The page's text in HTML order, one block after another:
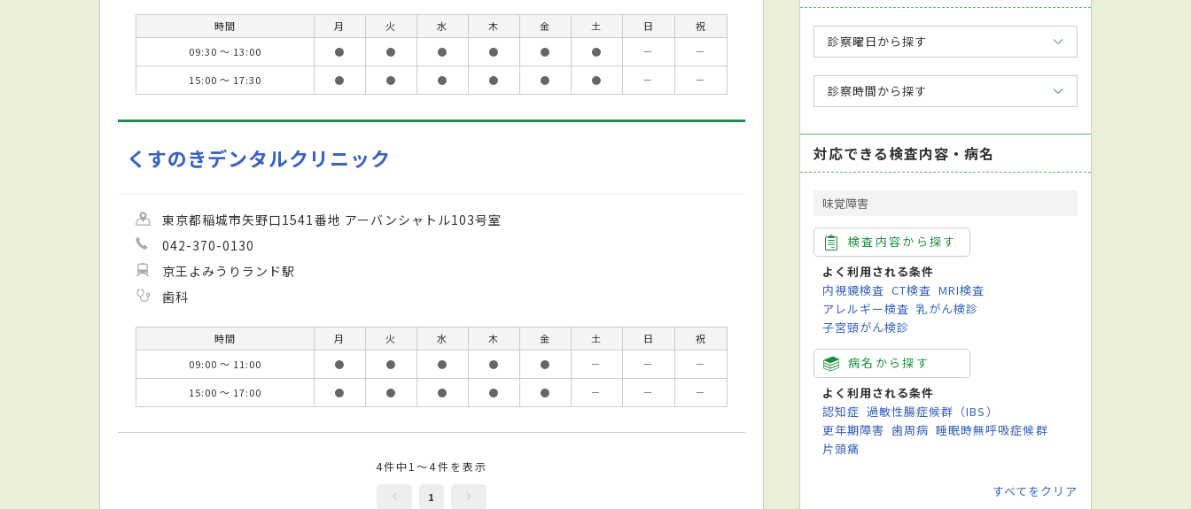
時間 月 火 水 木 金 土 日
祝
09:30 ～ 13:00
● ● ● ● ● ● －
－
15:00 ～ 17:30
● ● ● ● ● ● － －
くすのきデンタルクリニック
東京都稲城市矢野口1541番地 アーバンシャトル103号室
042-370-0130
京王よみうりランド駅
歯科
時間 月 火 水 木 金 土 日
祝
09:00 ～ 11:00
● ● ● ● ● － －
－
15:00 ～ 17:00
● ● ● ● ● － － －
4件中1～4件を表示
1
診察曜日から探す
診察時間から探す
対応できる検査内容・病名
味覚障害
検査内容から探す
よく利用される条件
内視鏡検査 CT検査 MRI検査
アレルギー検査 乳がん検診
子宮頸がん検診
病名から探す
よく利用される条件
認知症 過敏性腸症候群（IBS）
更年期障害 歯周病 睡眠時無呼吸症候群
片頭痛
すべてをクリア